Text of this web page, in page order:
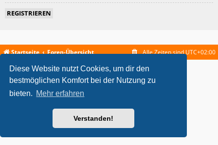
Diese Website nutzt Cookies, um dir den
bestmöglichen Komfort bei der Nutzung zu
bieten. Mehr erfahren
Verstanden!
REGISTRIEREN
Startseite Foren-Übersicht Alle Zeiten sindUTC+02:00
metrolike style byEric SeguinUpdated for phpBB3.2 by
Powered byphpBB ® Forum Software © phpBB Limited
phpBB.de
Datenschutz